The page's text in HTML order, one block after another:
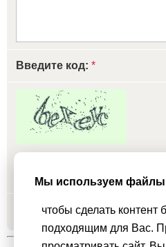
Введите код: *
Добавить
Мы используем файлы
чтобы сделать контент
подходящим для Вас.